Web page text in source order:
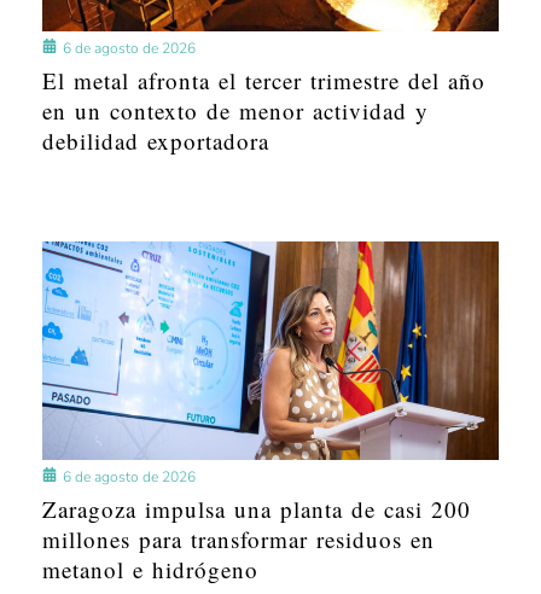
6 de agosto de 2026
El metal afronta el tercer trimestre del año
en un contexto de menor actividad y
debilidad exportadora
6 de agosto de 2026
Zaragoza impulsa una planta de casi 200
millones para transformar residuos en
metanol e hidrógeno